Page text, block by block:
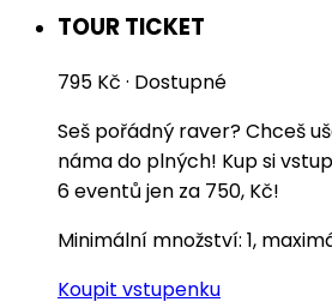
TOUR TICKET
795 Kč · Dostupné
Seš pořádný raver? Chceš
náma do plných! Kup si
6 eventů jen za 750, Kč!
Minimální množství: 1,
Koupit vstupenku